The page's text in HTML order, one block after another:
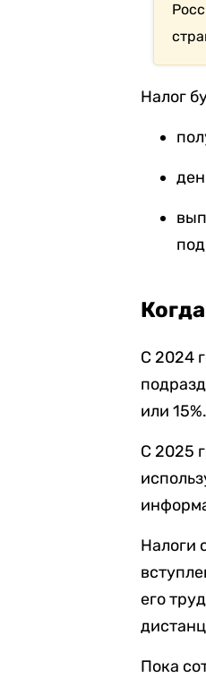
Налог
С 2024
или 15%.
С 2025
Налоги
его
Пока